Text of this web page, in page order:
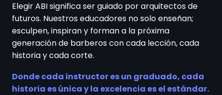
Elegir ABI significa ser guiado por arquitectos de
futuros. Nuestros educadores no solo enseñan;
esculpen, inspiran y forman a la próxima
generación de barberos con cada lección, cada
historia y cada corte.
Donde cada instructor es un graduado, cada
historia es única y la excelencia es el estándar.